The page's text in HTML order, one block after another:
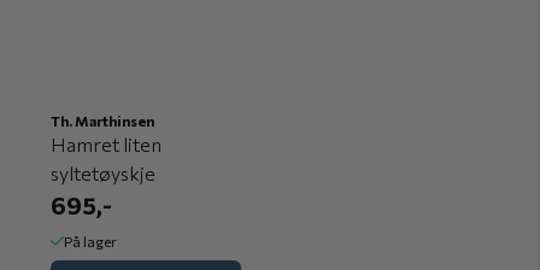
Th. Marthinsen
Hamret liten
syltetøyskje
695,-
På lager